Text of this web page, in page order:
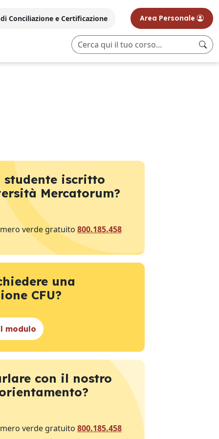
Conciliazione e Certificazione Area Personale
studente iscritto
Mercatorum?
verde gratuito 800.185.458
una
CFU?
modulo
con il nostro
verde gratuito 800.185.458